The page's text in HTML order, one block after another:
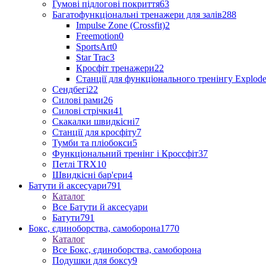
Гумові підлогові покриття63
Багатофункціональні тренажери для залів288
Impulse Zone (Crossfit)2
Freemotion0
SportsArt0
Star Trac3
Кросфіт тренажери22
Станції для функціонального тренінгу Explode
Сендбегі22
Силові рами26
Силові стрічки41
Скакалки швидкісні7
Станції для кросфіту7
Тумби та пліобокси5
Функціональний тренінг і Кроссфіт37
Петлі TRX10
Швидкісні бар'єри4
Батути й аксесуари791
Каталог
Все Батути й аксесуари
Батути791
Бокс, єдиноборства, самоборона1770
Каталог
Все Бокс, єдиноборства, самоборона
Подушки для боксу9